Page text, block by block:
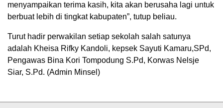
menyampaikan terima kasih, kita akan berusaha lagi untuk
berbuat lebih di tingkat kabupaten”, tutup beliau.
Turut hadir perwakilan setiap sekolah salah satunya
adalah Kheisa Rifky Kandoli, kepsek Sayuti Kamaru,SPd,
Pengawas Bina Kori Tompodung S.Pd, Korwas Nelsje
Siar, S.Pd. (Admin Minsel)